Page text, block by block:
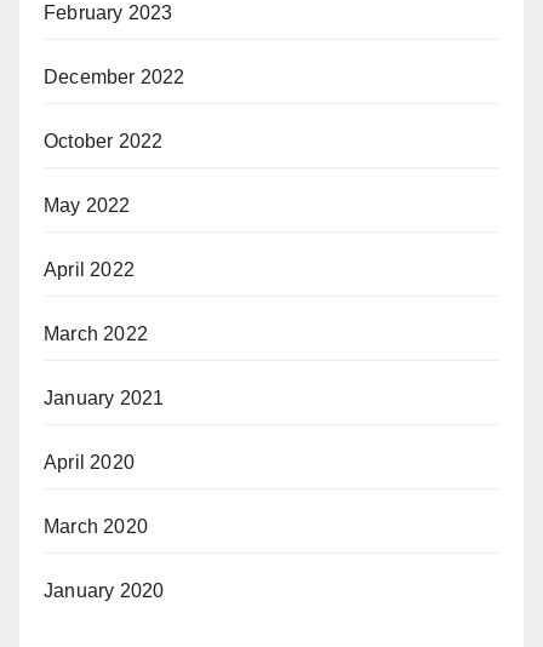
February 2023
December 2022
October 2022
May 2022
April 2022
March 2022
January 2021
April 2020
March 2020
January 2020